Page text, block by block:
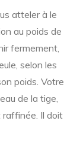
atteler à le
au poids de
fermement,
selon les
poids. Votre
de la tige,
raffinée. Il doit